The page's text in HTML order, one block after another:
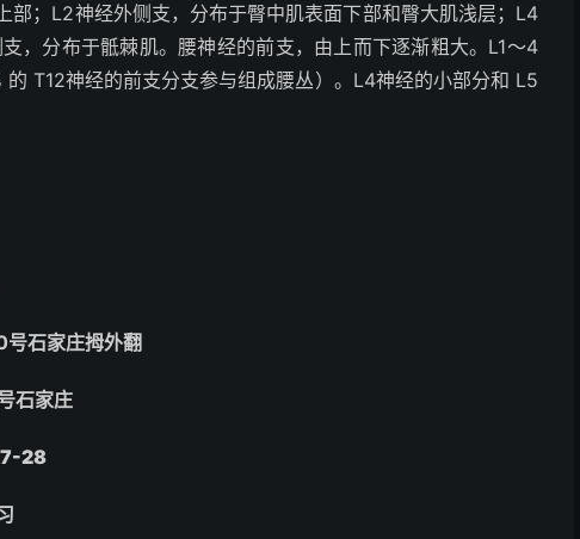
部；L2神经外侧支，分布于臀中肌表面下部和臀大肌浅层；L4
，分布于骶棘肌。腰神经的前支，由上而下逐渐粗大。L1～4
的 T12神经的前支分支参与组成腰丛）。L4神经的小部分和 L5
号石家庄拇外翻
石家庄
28